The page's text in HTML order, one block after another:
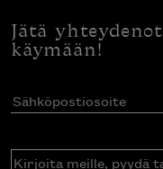
Jätä
käymään!
Sähköpostiosoite
Kirjoita